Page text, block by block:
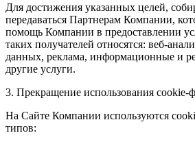
Для достижения указанных целей,
передаваться Партнерам Компании,
помощь Компании в предоставлении
таких получателей относятся: веб-
данных, реклама, информационные и
другие услуги.
3. Прекращение использования cookie-
На Сайте Компании используются
типов: